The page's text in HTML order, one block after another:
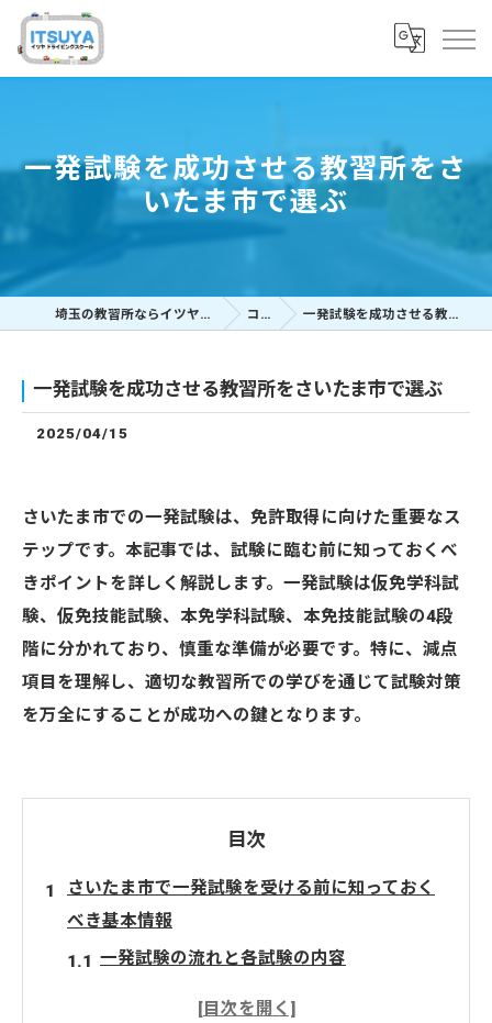
一発試験を成功させる教習所をさ
いたま市で選ぶ
埼玉の教習所ならイツヤドライビングスクール コラム 一発試験を成功させる教習所をさいたま市で選ぶ
一発試験を成功させる教習所をさいたま市で選ぶ
2025/04/15
さいたま市での一発試験は、免許取得に向けた重要なス
テップです。本記事では、試験に臨む前に知っておくべ
きポイントを詳しく解説します。一発試験は仮免学科試
験、仮免技能試験、本免学科試験、本免技能試験の4段
階に分かれており、慎重な準備が必要です。特に、減点
項目を理解し、適切な教習所での学びを通じて試験対策
を万全にすることが成功への鍵となります。
目次
さいたま市で一発試験を受ける前に知っておく
べき基本情報
一発試験の流れと各試験の内容
さいたま市の免許センターでの手続き